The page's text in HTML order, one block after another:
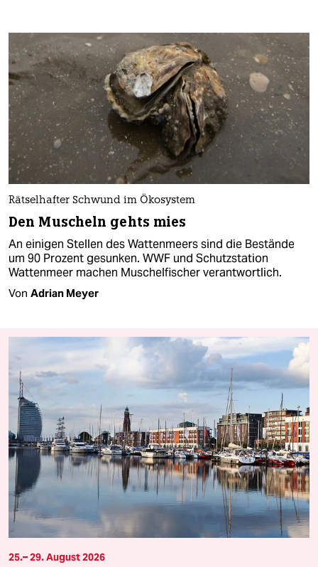
Rätselhafter Schwund im Ökosystem
Den Muscheln gehts mies
An einigen Stellen des Wattenmeers sind die Bestände
um 90 Prozent gesunken. WWF und Schutzstation
Wattenmeer machen Muschelfischer verantwortlich.
Von Adrian Meyer
25.– 29. August 2026